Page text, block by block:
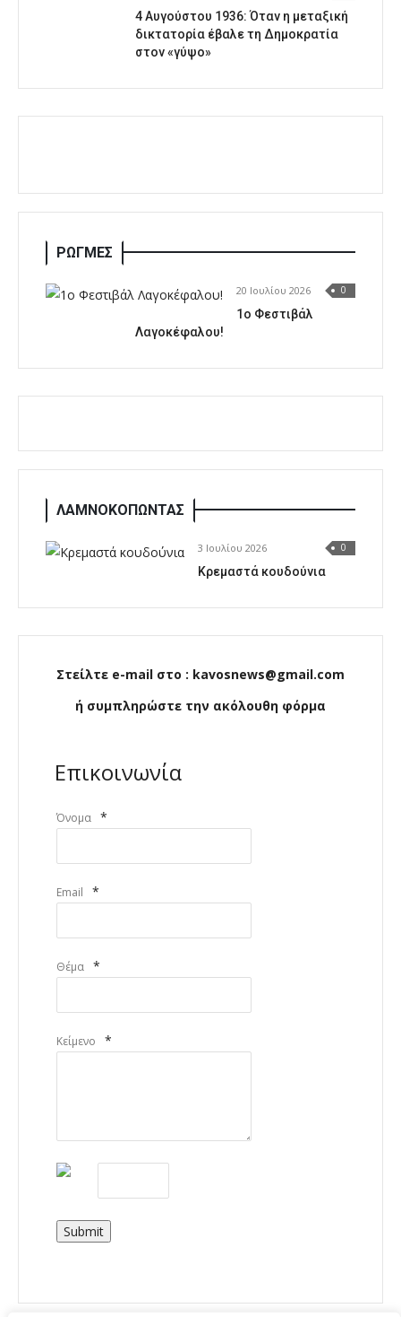
4 Αυγούστου 1936: Όταν η μεταξική
δικτατορία έβαλε τη Δημοκρατία
στον «γύψο»
ΡΩΓΜΕΣ
20 Ιουλίου 2026 0
1o Φεστιβάλ
Λαγοκέφαλου!
ΛΑΜΝΟΚΟΠΩΝΤΑΣ
3 Ιουλίου 2026 0
Κρεμαστά κουδούνια
Στείλτε e-mail στο : kavosnews@gmail.com
ή συμπληρώστε την ακόλουθη φόρμα
Επικοινωνία
Όνομα *
Email *
Θέμα *
Κείμενο *
Submit